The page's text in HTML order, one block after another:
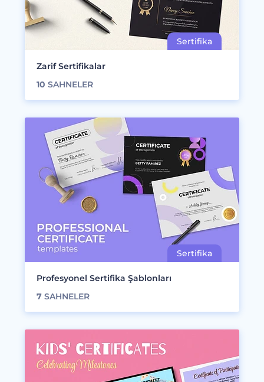
Zarif Sertifikalar
10 SAHNELER
Profesyonel Sertifika Şablonları
7 SAHNELER